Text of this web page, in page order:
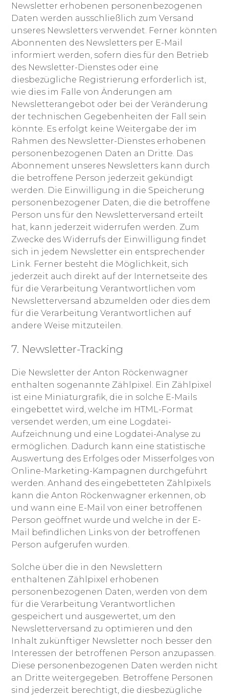
Newsletter erhobenen personenbezogenen
Daten werden ausschließlich zum Versand
unseres Newsletters verwendet. Ferner könnten
Abonnenten des Newsletters per E-Mail
informiert werden, sofern dies für den Betrieb
des Newsletter-Dienstes oder eine
diesbezügliche Registrierung erforderlich ist,
wie dies im Falle von Änderungen am
Newsletterangebot oder bei der Veränderung
der technischen Gegebenheiten der Fall sein
könnte. Es erfolgt keine Weitergabe der im
Rahmen des Newsletter-Dienstes erhobenen
personenbezogenen Daten an Dritte. Das
Abonnement unseres Newsletters kann durch
die betroffene Person jederzeit gekündigt
werden. Die Einwilligung in die Speicherung
personenbezogener Daten, die die betroffene
Person uns für den Newsletterversand erteilt
hat, kann jederzeit widerrufen werden. Zum
Zwecke des Widerrufs der Einwilligung findet
sich in jedem Newsletter ein entsprechender
Link. Ferner besteht die Möglichkeit, sich
jederzeit auch direkt auf der Internetseite des
für die Verarbeitung Verantwortlichen vom
Newsletterversand abzumelden oder dies dem
für die Verarbeitung Verantwortlichen auf
andere Weise mitzuteilen.
7. Newsletter-Tracking
Die Newsletter der Anton Röckenwagner
enthalten sogenannte Zählpixel. Ein Zählpixel
ist eine Miniaturgrafik, die in solche E-Mails
eingebettet wird, welche im HTML-Format
versendet werden, um eine Logdatei-
Aufzeichnung und eine Logdatei-Analyse zu
ermöglichen. Dadurch kann eine statistische
Auswertung des Erfolges oder Misserfolges von
Online-Marketing-Kampagnen durchgeführt
werden. Anhand des eingebetteten Zählpixels
kann die Anton Röckenwagner erkennen, ob
und wann eine E-Mail von einer betroffenen
Person geöffnet wurde und welche in der E-
Mail befindlichen Links von der betroffenen
Person aufgerufen wurden.
Solche über die in den Newslettern
enthaltenen Zählpixel erhobenen
personenbezogenen Daten, werden von dem
für die Verarbeitung Verantwortlichen
gespeichert und ausgewertet, um den
Newsletterversand zu optimieren und den
Inhalt zukünftiger Newsletter noch besser den
Interessen der betroffenen Person anzupassen.
Diese personenbezogenen Daten werden nicht
an Dritte weitergegeben. Betroffene Personen
sind jederzeit berechtigt, die diesbezügliche